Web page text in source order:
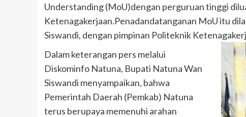
Understanding (MoU)dengan perguruan tinggi
Ketenagakerjaan.Penadandatanganan MoU itu
Siswandi, dengan pimpinan Politeknik
Dalam keterangan pers melalui
Diskominfo Natuna, Bupati Natuna Wan
Siswandi menyampaikan, bahwa
Pemerintah Daerah (Pemkab) Natuna
terus berupaya memenuhi arahan